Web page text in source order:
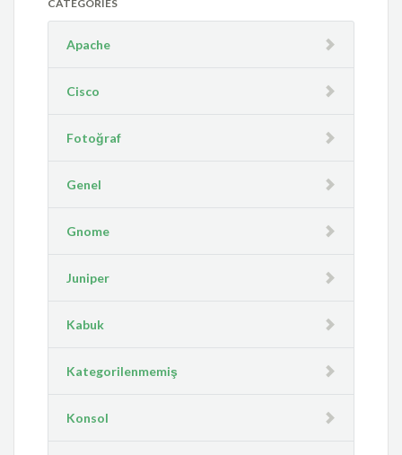
CATEGORIES
Apache
Cisco
Fotoğraf
Genel
Gnome
Juniper
Kabuk
Kategorilenmemiş
Konsol